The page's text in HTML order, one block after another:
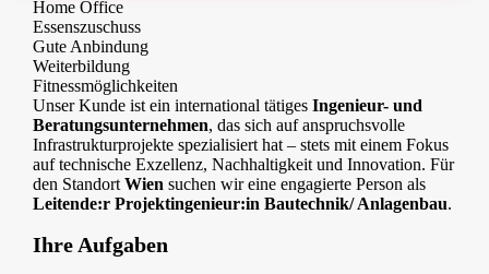
Home Office
Essenszuschuss
Gute Anbindung
Weiterbildung
Fitnessmöglichkeiten
Unser Kunde ist ein international tätiges Ingenieur- und
Beratungsunternehmen, das sich auf anspruchsvolle
Infrastrukturprojekte spezialisiert hat – stets mit einem Fokus
auf technische Exzellenz, Nachhaltigkeit und Innovation. Für
den Standort Wien suchen wir eine engagierte Person als
Leitende:r Projektingenieur:in Bautechnik/ Anlagenbau.
Ihre Aufgaben